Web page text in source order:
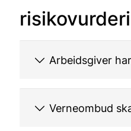
Arbeidsgiver
Verneombud